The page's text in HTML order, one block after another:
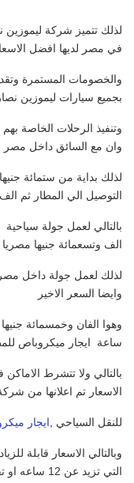
لذلك تتميز شركة
في مصر لديها افضل
والخصومات المستمرة
بجميع سيارات ليموزين نصار
وتنفيذ الرحلات الخاصة
وان مع السائق داخل مصر
التوصيل الي المطار ثم الف
الف وتسعمائة جنيها مصريا
وايضا السعر الاخير
ساعة ايجار ميكروباص
بالتالي ولا تتشرط
الاسعار تم اعلانها من
للنقل السياحي , ايجار
وبالتالي الاسعار قابلة
التي تزيد عن 12 ساعه او تقل عن 8 ساعات.